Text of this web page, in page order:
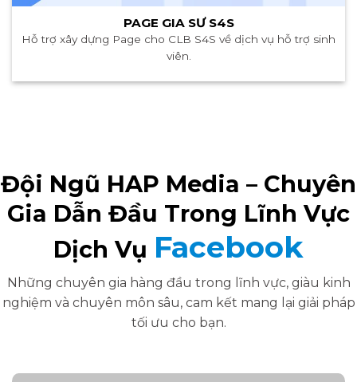
PAGE GIA SƯ S4S
Hỗ trợ xây dựng Page cho CLB S4S về dịch vụ hỗ trợ sinh
viên.
Đội Ngũ HAP Media – Chuyên
Gia Dẫn Đầu Trong Lĩnh Vực
Dịch Vụ Facebook
Những chuyên gia hàng đầu trong lĩnh vực, giàu kinh
nghiệm và chuyên môn sâu, cam kết mang lại giải pháp
tối ưu cho bạn.